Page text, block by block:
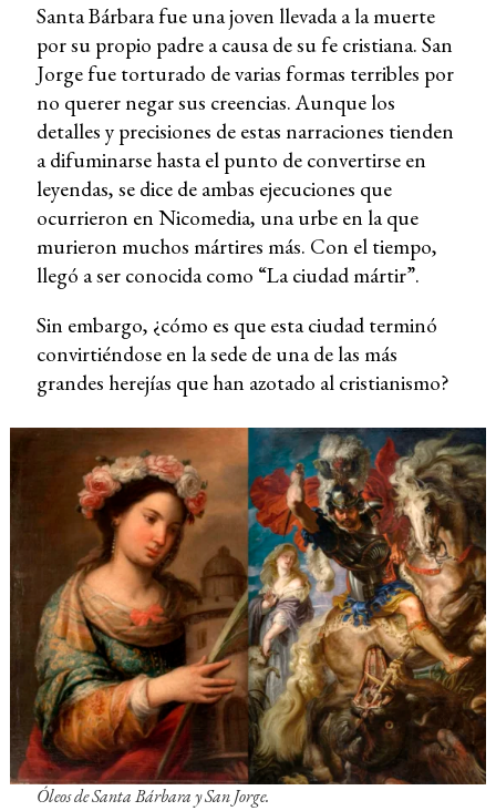
Santa Bárbara fue una joven llevada a la muerte
por su propio padre a causa de su fe cristiana. San
Jorge fue torturado de varias formas terribles por
no querer negar sus creencias. Aunque los
detalles y precisiones de estas narraciones tienden
a difuminarse hasta el punto de convertirse en
leyendas, se dice de ambas ejecuciones que
ocurrieron en Nicomedia, una urbe en la que
murieron muchos mártires más. Con el tiempo,
llegó a ser conocida como “La ciudad mártir”.
Sin embargo, ¿cómo es que esta ciudad terminó
convirtiéndose en la sede de una de las más
grandes herejías que han azotado al cristianismo?
Óleos de Santa Bárbara y San Jorge.